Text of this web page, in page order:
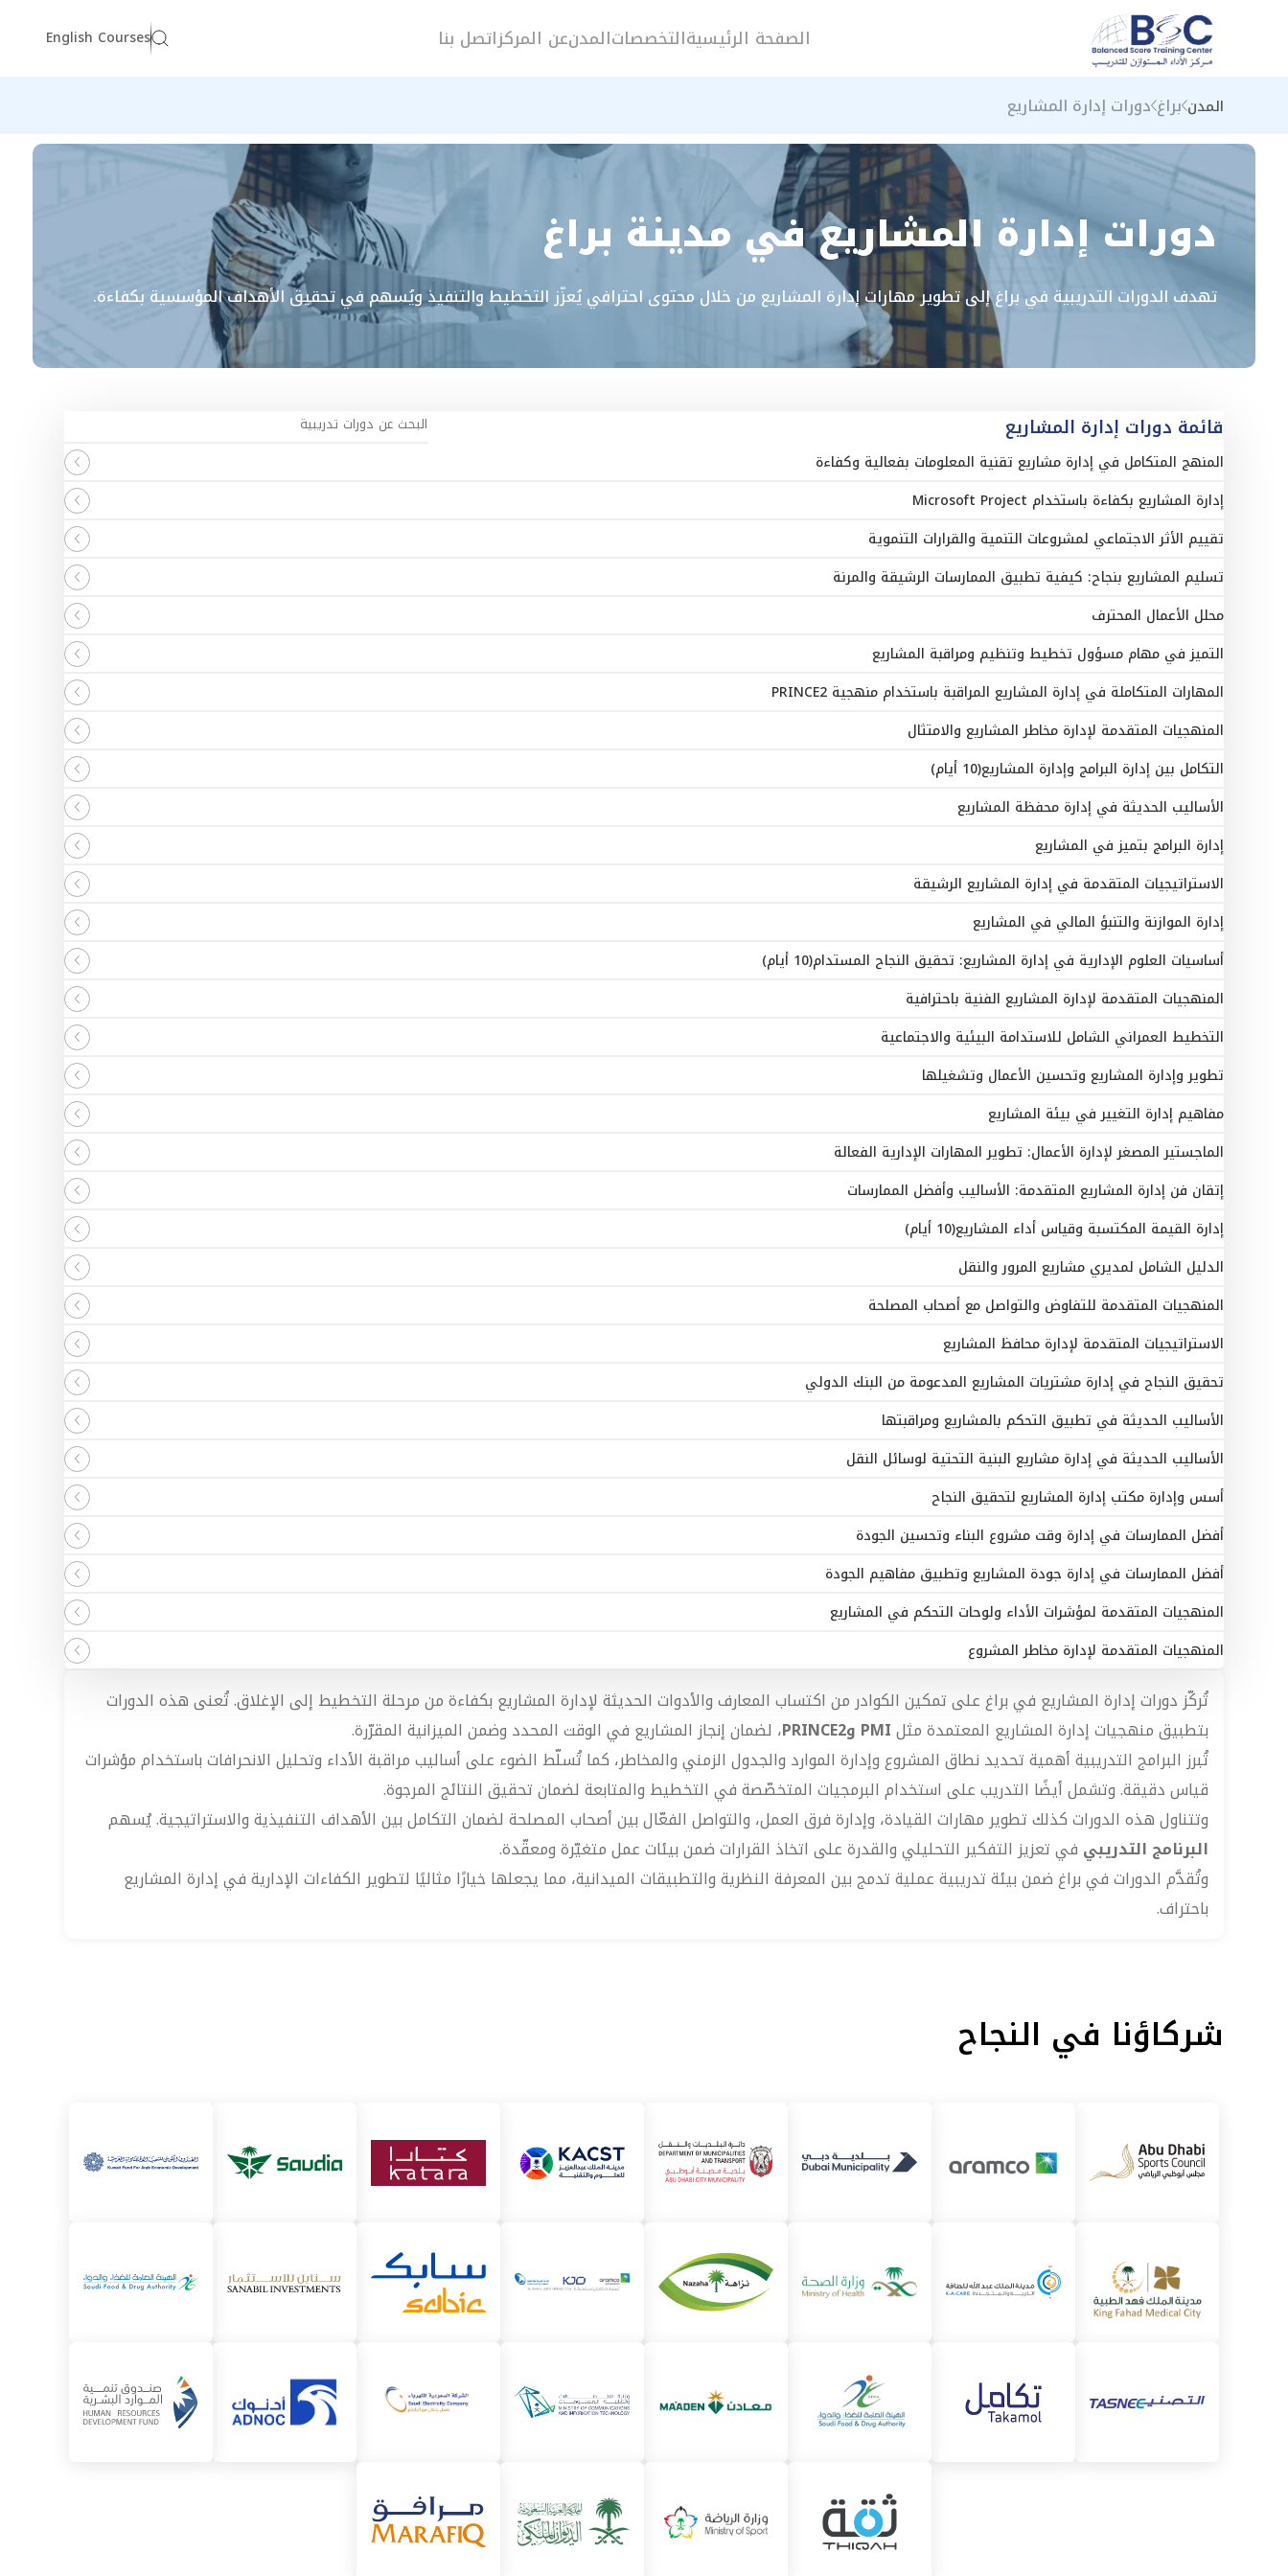
الصفحة الرئيسيةالتخصصاتالمدنعن المركزاتصل بنا English Courses
المدن براغ دورات إدارة المشاريع
دورات إدارة المشاريع في مدينة براغ
تهدف الدورات التدريبية في براغ إلى تطوير مهارات إدارة المشاريع من خلال محتوى احترافي يُعزّز التخطيط والتنفيذ ويُسهم في تحقيق الأهداف المؤسسية بكفاءة.
قائمة دورات إدارة المشاريع
المنهج المتكامل في إدارة مشاريع تقنية المعلومات بفعالية وكفاءة
إدارة المشاريع بكفاءة باستخدام Microsoft Project
تقييم الأثر الاجتماعي لمشروعات التنمية والقرارات التنموية
تسليم المشاريع بنجاح: كيفية تطبيق الممارسات الرشيقة والمرنة
محلل الأعمال المحترف
التميز في مهام مسؤول تخطيط وتنظيم ومراقبة المشاريع
المهارات المتكاملة في إدارة المشاريع المراقبة باستخدام منهجية PRINCE2
المنهجيات المتقدمة لإدارة مخاطر المشاريع والامتثال
التكامل بين إدارة البرامج وإدارة المشاريع(10 أيام)
الأساليب الحديثة في إدارة محفظة المشاريع
إدارة البرامج بتميز في المشاريع
الاستراتيجيات المتقدمة في إدارة المشاريع الرشيقة
إدارة الموازنة والتنبؤ المالي في المشاريع
أساسيات العلوم الإدارية في إدارة المشاريع: تحقيق النجاح المستدام(10 أيام)
المنهجيات المتقدمة لإدارة المشاريع الفنية باحترافية
التخطيط العمراني الشامل للاستدامة البيئية والاجتماعية
تطوير وإدارة المشاريع وتحسين الأعمال وتشغيلها
مفاهيم إدارة التغيير في بيئة المشاريع
الماجستير المصغر لإدارة الأعمال: تطوير المهارات الإدارية الفعالة
إتقان فن إدارة المشاريع المتقدمة: الأساليب وأفضل الممارسات
إدارة القيمة المكتسبة وقياس أداء المشاريع(10 أيام)
الدليل الشامل لمديري مشاريع المرور والنقل
المنهجيات المتقدمة للتفاوض والتواصل مع أصحاب المصلحة
الاستراتيجيات المتقدمة لإدارة محافظ المشاريع
تحقيق النجاح في إدارة مشتريات المشاريع المدعومة من البنك الدولي
الأساليب الحديثة في تطبيق التحكم بالمشاريع ومراقبتها
الأساليب الحديثة في إدارة مشاريع البنية التحتية لوسائل النقل
أسس وإدارة مكتب إدارة المشاريع لتحقيق النجاح
أفضل الممارسات في إدارة وقت مشروع البناء وتحسين الجودة
أفضل الممارسات في إدارة جودة المشاريع وتطبيق مفاهيم الجودة
المنهجيات المتقدمة لمؤشرات الأداء ولوحات التحكم في المشاريع
المنهجيات المتقدمة لإدارة مخاطر المشروع
تُركّز دورات إدارة المشاريع في براغ على تمكين الكوادر من اكتساب المعارف والأدوات الحديثة لإدارة المشاريع بكفاءة من مرحلة التخطيط إلى الإغلاق. تُعنى هذه الدورات
بتطبيق منهجيات إدارة المشاريع المعتمدة مثلPMI وPRINCE2
، لضمان إنجاز المشاريع في الوقت المحدد وضمن الميزانية المقرّرة.
تُبرز البرامج التدريبية أهمية تحديد نطاق المشروع وإدارة الموارد والجدول الزمني والمخاطر، كما تُسلّط الضوء على أساليب مراقبة الأداء وتحليل الانحرافات باستخدام مؤشرات
قياس دقيقة. وتشمل أيضًا التدريب على استخدام البرمجيات المتخصّصة في التخطيط والمتابعة لضمان تحقيق النتائج المرجوة.
وتتناول هذه الدورات كذلك تطوير مهارات القيادة، وإدارة فرق العمل، والتواصل الفعّال بين أصحاب المصلحة لضمان التكامل بين الأهداف التنفيذية والاستراتيجية. يُسهم
البرنامج التدريبي في تعزيز التفكير التحليلي والقدرة على اتخاذ القرارات ضمن بيئات عمل متغيّرة ومعقّدة.
وتُقدَّم الدورات في براغ ضمن بيئة تدريبية عملية تدمج بين المعرفة النظرية والتطبيقات الميدانية، مما يجعلها خيارًا مثاليًا لتطوير الكفاءات الإدارية في إدارة المشاريع
باحتراف.
شركاؤنا في النجاح